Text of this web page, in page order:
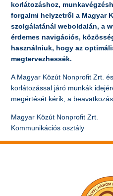
korlátozáshoz,
forgalmi helyzetről a Magyar
szolgálatánál weboldalán, a
érdemes navigációs,
használniuk, hogy az
megtervezhessék.
A Magyar Közút Nonprofit Zrt.
korlátozással járó munkák
megértését kérik, a
Magyar Közút Nonprofit Zrt.
Kommunikációs osztály